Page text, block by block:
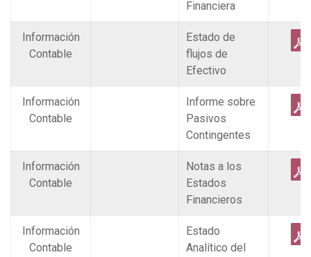
Financiera
Información
Contable
Estado de
flujos de
Efectivo
Información
Contable
Informe sobre
Pasivos
Contingentes
Información
Contable
Notas a los
Estados
Financieros
Información
Contable
Estado
Analítico del